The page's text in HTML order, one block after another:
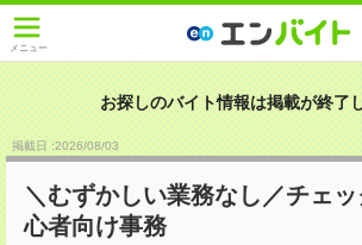
メニュー
お探しのバイト情報は掲載が終了
掲載日 :2026/08/03
＼むずかしい業務なし／チェ
心者向け事務